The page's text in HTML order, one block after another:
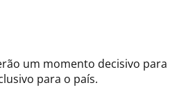
um momento decisivo
para o país.